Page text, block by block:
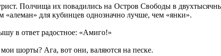
Полчища их повадились на Остров Свободы в
«алеман» для кубинцев однозначно лучше, чем «янки».
в ответ радостное: «Амиго!»
шорты? Ага, вот они, валяются на песке.